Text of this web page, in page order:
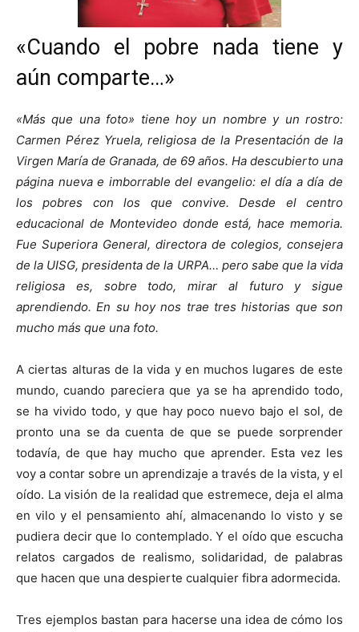
«Cuando el pobre nada tiene y
aún comparte…»
«Más que una foto» tiene hoy un nombre y un rostro:
Carmen Pérez Yruela, religiosa de la Presentación de la
Virgen María de Granada, de 69 años. Ha descubierto una
página nueva e imborrable del evangelio: el día a día de
los pobres con los que convive. Desde el centro
educacional de Montevideo donde está, hace memoria.
Fue Superiora General, directora de colegios, consejera
de la UISG, presidenta de la URPA… pero sabe que la vida
religiosa es, sobre todo, mirar al futuro y sigue
aprendiendo. En su hoy nos trae tres historias que son
mucho más que una foto.
A ciertas alturas de la vida y en muchos lugares de este
mundo, cuando pareciera que ya se ha aprendido todo,
se ha vivido todo, y que hay poco nuevo bajo el sol, de
pronto una se da cuenta de que se puede sorprender
todavía, de que hay mucho que aprender. Esta vez les
voy a contar sobre un aprendizaje a través de la vista, y el
oído. La visión de la realidad que estremece, deja el alma
en vilo y el pensamiento ahí, almacenando lo visto y se
pudiera decir que lo contemplado. Y el oído que escucha
relatos cargados de realismo, solidaridad, de palabras
que hacen que una despierte cualquier fibra adormecida.
Tres ejemplos bastan para hacerse una idea de cómo los